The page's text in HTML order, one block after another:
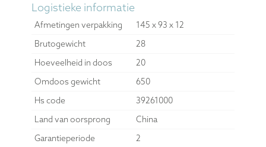
Logistieke informatie
Afmetingen verpakking
145 x 93 x 12
Brutogewicht
28
Hoeveelheid in doos
20
Omdoos gewicht
650
Hs code
39261000
Land van oorsprong
China
Garantieperiode
2